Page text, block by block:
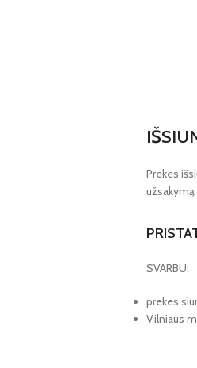
Prekes
užsakymą
SVARBU:
prekes
Vilniaus